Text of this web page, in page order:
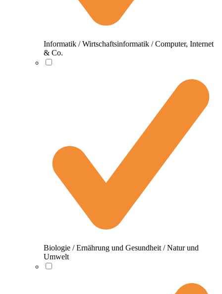
Informatik / Wirtschaftsinformatik / Computer, Internet
& Co.
Biologie / Ernährung und Gesundheit / Natur und
Umwelt